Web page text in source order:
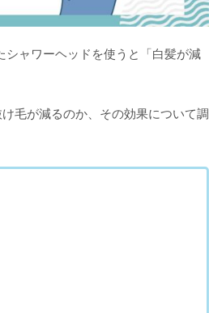
シャワーヘッドを使うと「白髪が減
毛が減るのか、その効果について調